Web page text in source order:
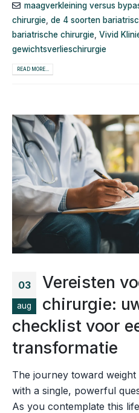
maagverkleining versus
chirurgie, de 4 soorten
bariatrische chirurgie, Vivid
gewichtsverlieschirurgie
READ MORE...
03
aug
Vereisten
chirurgie:
checklist voor
transformatie
The journey toward
with a single, powerful
As you contemplate this